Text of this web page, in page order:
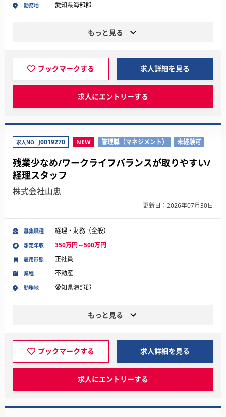
勤務地 愛知県海部郡
もっと見る
ブックマークする 求人詳細を見る
求人にエントリーする
求人NO. J0019270 NEW 管理職（マネジメント） 未経験可
残業少なめ/ワークライフバランスが取りやすい/
経理スタッフ
株式会社山忠
更新日：2026年07月30日
募集職種 経理・財務（全般）
想定年収 350万円～500万円
業種 不動産
勤務地 愛知県海部郡
雇用形態 正社員
もっと見る
ブックマークする 求人詳細を見る
求人にエントリーする